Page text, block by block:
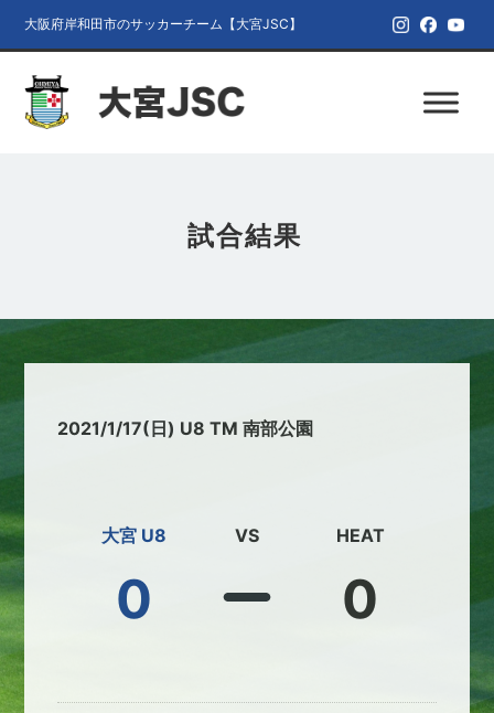
大阪府岸和田市のサッカーチーム【大宮JSC】
試合結果
2021/1/17(日) U8 TM 南部公園
大宮 U8
0
VS HEAT
0